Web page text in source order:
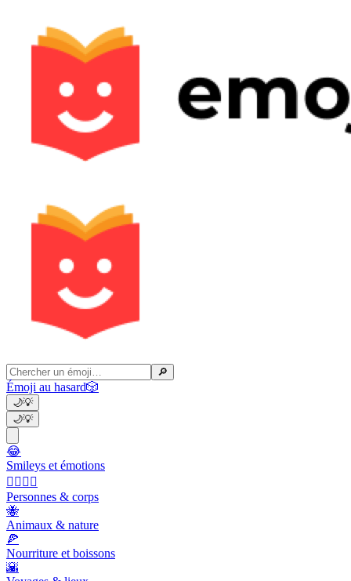
🔎
Émoji au hasard🎲
🌙💡
🌙💡
😂
Smileys et émotions
👩‍❤️‍💋‍👨
Personnes & corps
🐝
Animaux & nature
🍕
Nourriture et boissons
🌇